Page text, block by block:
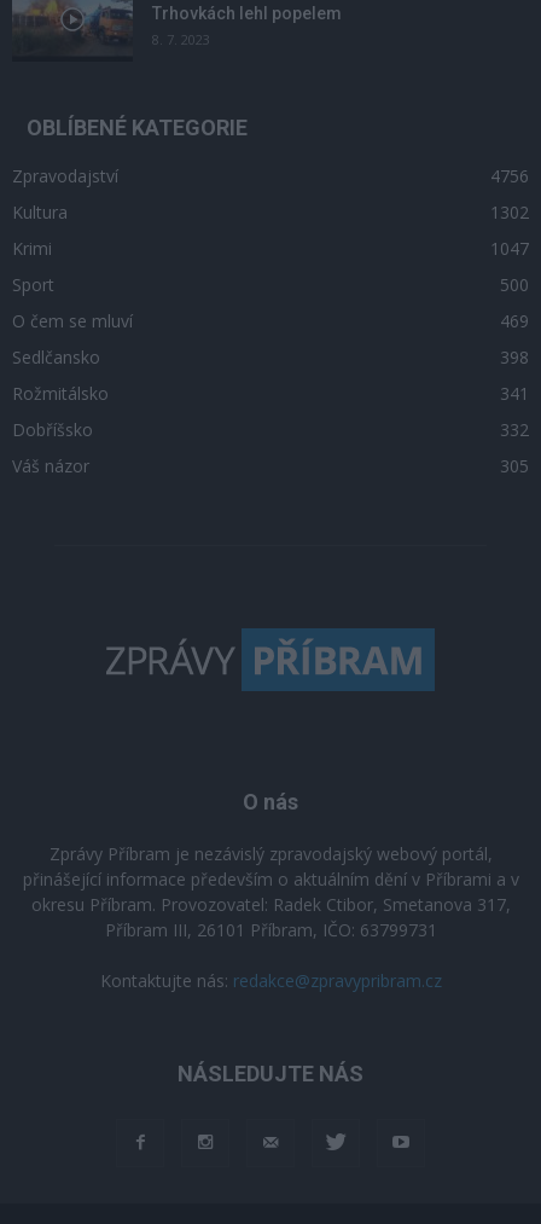
Trhovkách lehl popelem
8. 7. 2023
OBLÍBENÉ KATEGORIE
Zpravodajství
4756
Kultura
1302
Krimi
1047
Sport
500
O čem se mluví
469
Sedlčansko
398
Rožmitálsko
341
Dobříšsko
332
Váš názor
305
O nás
Zprávy Příbram je nezávislý zpravodajský webový portál,
přinášející informace především o aktuálním dění v Příbrami a v
okresu Příbram. Provozovatel: Radek Ctibor, Smetanova 317,
Příbram III, 26101 Příbram, IČO: 63799731
Kontaktujte nás: redakce@zpravypribram.cz
NÁSLEDUJTE NÁS